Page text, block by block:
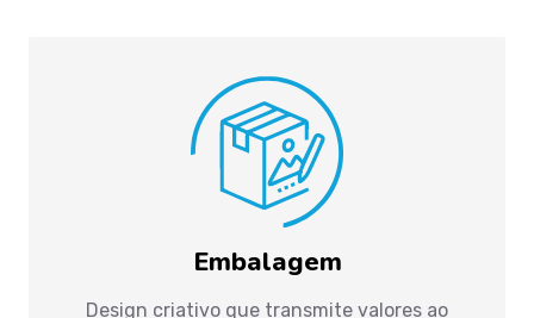
Embalagem
Design criativo que transmite valores ao